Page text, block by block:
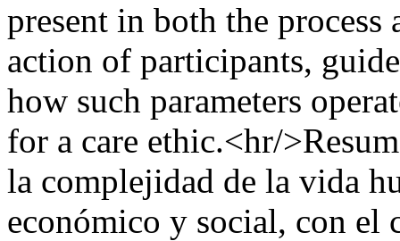
present in both the
action of participants,
how such parameters
for a care ethic.<hr/
la complejidad de la vida
económico y social, con el